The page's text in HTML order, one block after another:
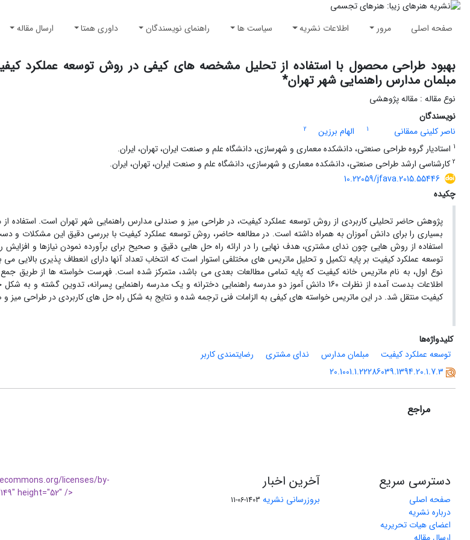
صفحه اصلی مرور اطلاعات نشریه سیاست ها راهنمای نویسندگان داوری همتا ارسال مقاله
مبلمان مدارس راهنمایی شهر تهران*
نوع مقاله : مقاله پژوهشی
نویسندگان
ناصر کلینی ممقانی
1 الهام برزین
2
1 استادیار گروه طراحی صنعتی، دانشکده معماری و شهرسازی، دانشگاه علم و صنعت ایران، تهران، ایران.
2 کارشناسی ارشد طراحی صنعتی، دانشکده معماری و شهرسازی، دانشگاه علم و صنعت ایران، تهران، ایران.
10.22059/jfava.2015.55446
چکیده
پژوهش حاضر تحلیلی کاربردی از روش توسعه عملکرد کیفیت، در طراحی میز و صندلی مدارس راهنمایی شهر تهران است. استفاده
بسیاری را برای دانش آموزان به همراه داشته است. در مطالعه حاضر، روش توسعه عملکرد کیفیت با بررسی دقیق این مشکلات و دست
استفاده از روش هایی چون ندای مشتری، هدف نهایی را در ارائه راه حل هایی دقیق و صحیح برای برآورده نمودن نیازها و افزایش
توسعه عملکرد کیفیت بر پایه تکمیل و تحلیل ماتریس های مختلفی استوار است که انتخاب تعداد آنها دارای انعطاف پذیری بالایی
نوع اول، به نام ماتریس خانه کیفیت که پایه تمامی مطالعات بعدی می باشد، متمرکز شده است. فهرست خواسته ها از طریق
اطلاعات بدست آمده از نظرات 160 دانش آموز دو مدرسه راهنمایی دخترانه و یک مدرسه راهنمایی پسرانه، تدوین
کیفیت منتقل شد. در این ماتریس خواسته های کیفی به الزامات فنی ترجمه شده و نتایج به شکل راه حل های کاربردی در طراحی میز
کلیدواژه‌ها
توسعه عملکرد کیفیت
مبلمان مدارس ندای مشتری
رضایتمندی کاربر
20.1001.1.22286039.1394.20.1.7.3
مراجع
دسترسی سریع
صفحه اصلی
درباره نشریه
اعضای هیات تحریریه
آخرین اخبار
بروزرسانی نشریه 1403-06-11
licenses/by-
height="52" />